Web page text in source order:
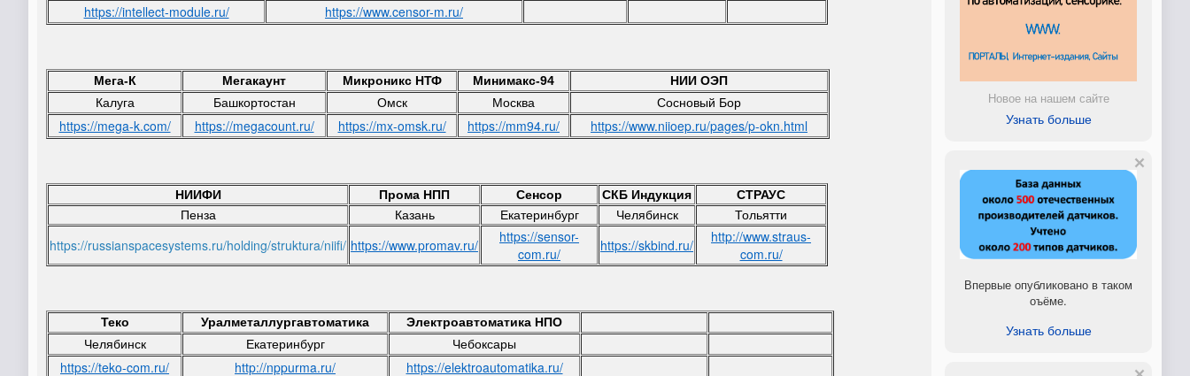
https://intellect-module.ru/ https://www.censor-m.ru/
Мега-К Мегакаунт Микроникс НТФ Минимакс-94
НИИ ОЭП
Калуга
Башкортостан Омск Москва Сосновый Бор
https://mega-k.com/ https://megacount.ru/ https://mx-omsk.ru/ https://mm94.ru/ https://www.niioep.ru/pages/p-okn.html
НИИФИ Прома НПП Сенсор СКБ Индукция
СТРАУС
Пенза
Казань Екатеринбург Челябинск Тольятти
https://russianspacesystems.ru/holding/struktura/niifi/ https://www.promav.ru/
https://sensor-
com.ru/
https://skbind.ru/
http://www.straus-
com.ru/
Теко Уралметаллургавтоматика
Электроавтоматика НПО
Челябинск
Екатеринбург Чебоксары
https://teko-com.ru/ http://nppurma.ru/ https://elektroautomatika.ru/
Новое на нашем сайте
Узнать больше
Впервые опубликовано в таком
оъёме.
Узнать больше